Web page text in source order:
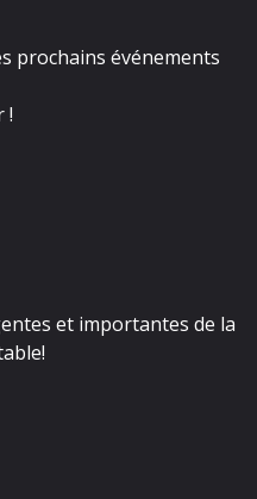
prochains événements
!
et importantes de la